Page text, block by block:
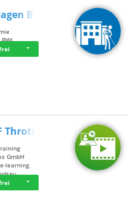
BWL
Throttle…
GmbH
learning